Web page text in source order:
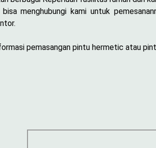
menghubungi kami untuk
pemasangan pintu hermetic atau